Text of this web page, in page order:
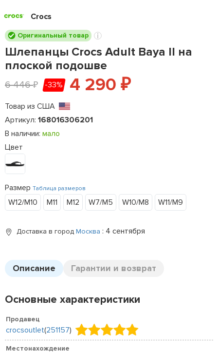
Crocs
Оригинальный товар
Шлепанцы Crocs Adult Baya II на
плоской подошве
6 446₽ -33% 4 290 ₽
Товар из США
Артикул: 168016306201
В наличии: мало
Цвет
Размер Таблица размеров
W12/M10 M11 M12 W7/M5 W10/M8 W11/M9
Доставка в город Москва : 4 сентября
Описание Гарантии и возврат
Основные характеристики
Продавец
crocsoutlet(251157)
Местонахождение